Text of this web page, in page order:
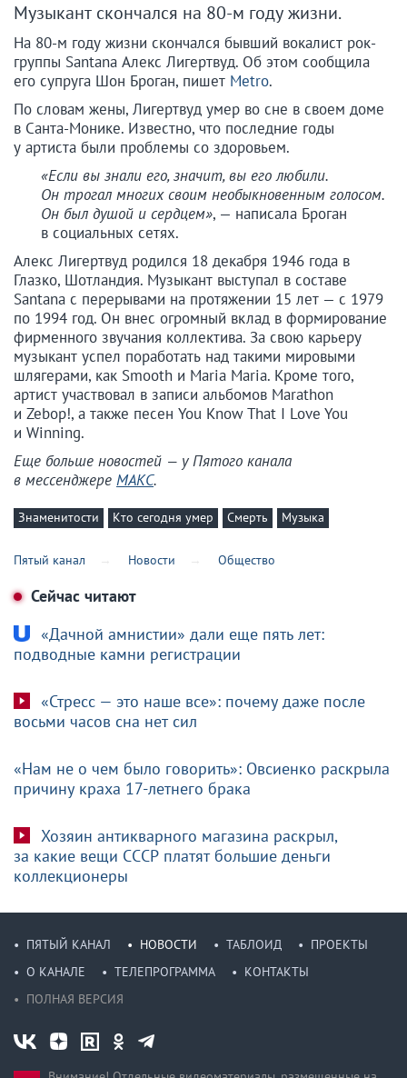
Музыкант скончался на 80-м году жизни.
На 80-м году жизни скончался бывший вокалист рок-
группы Santana Алекс Лигертвуд. Об этом сообщила
его супруга Шон Броган, пишет Metro.
По словам жены, Лигертвуд умер во сне в своем доме
в Санта-Монике. Известно, что последние годы
у артиста были проблемы со здоровьем.
«Если вы знали его, значит, вы его любили.
Он трогал многих своим необыкновенным голосом.
Он был душой и сердцем», — написала Броган
в социальных сетях.
Алекс Лигертвуд родился 18 декабря 1946 года в
Глазко, Шотландия. Музыкант выступал в составе
Santana с перерывами на протяжении 15 лет — с 1979
по 1994 год. Он внес огромный вклад в формирование
фирменного звучания коллектива. За свою карьеру
музыкант успел поработать над такими мировыми
шлягерами, как Smooth и Maria Maria. Кроме того,
артист участвовал в записи альбомов Marathon
и Zebop!, а также песен You Know That I Love You
и Winning.
Еще больше новостей — у Пятого канала
в мессенджере МАКС.
Знаменитости Кто сегодня умер Смерть Музыка
Пятый канал Новости Общество
Сейчас читают
«Дачной амнистии» дали еще пять лет:
подводные камни регистрации
«Стресс — это наше все»: почему даже после
восьми часов сна нет сил
«Нам не о чем было говорить»: Овсиенко раскрыла
причину краха 17-летнего брака
Хозяин антикварного магазина раскрыл,
за какие вещи СССР платят большие деньги
коллекционеры
ПЯТЫЙ КАНАЛ НОВОСТИ ТАБЛОИД
ПРОЕКТЫ
О КАНАЛЕ
ТЕЛЕПРОГРАММА
КОНТАКТЫ
ПОЛНАЯ ВЕРСИЯ